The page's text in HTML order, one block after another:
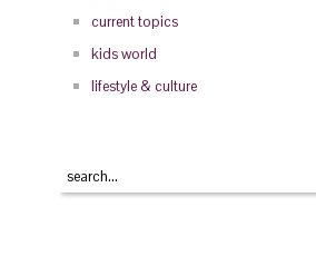
current topics
kids world
lifestyle & culture